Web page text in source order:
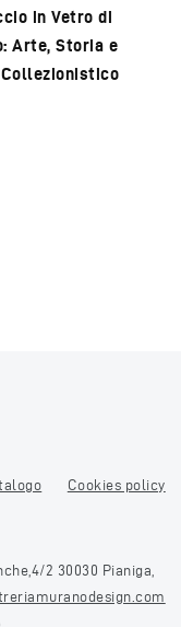
in Vetro di
Arte, Storia e
Cookies policy
2 30030 Pianiga,